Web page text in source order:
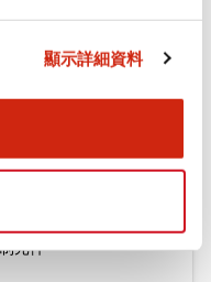
顯示詳細資料
元件